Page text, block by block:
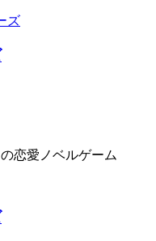
恋愛ノベルゲーム